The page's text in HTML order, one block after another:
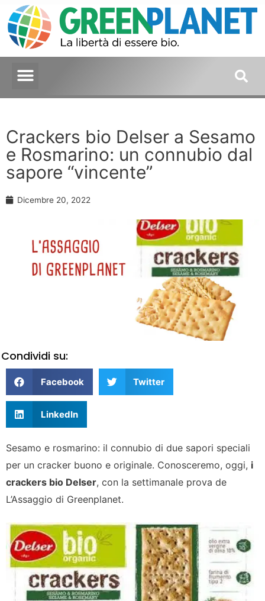
Crackers bio Delser a Sesamo
e Rosmarino: un connubio dal
sapore “vincente”
Dicembre 20, 2022
Condividi su:
Facebook Twitter
LinkedIn
Sesamo e rosmarino: il connubio di due sapori speciali
per un cracker buono e originale. Conosceremo, oggi, i
crackers bio Delser, con la settimanale prova de
L’Assaggio di Greenplanet.